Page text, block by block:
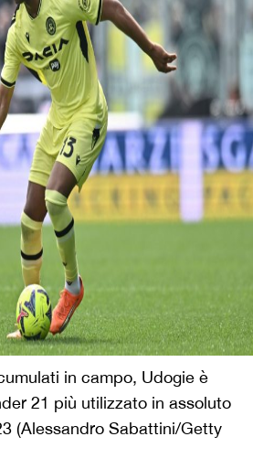
in campo, Udogie è
21 più utilizzato in assoluto
(Alessandro Sabattini/Getty